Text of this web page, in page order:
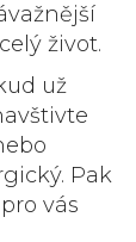
život.
už
Pak
vás